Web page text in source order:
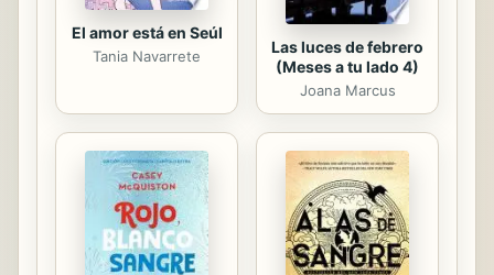
El amor está en Seúl
Tania Navarrete
Las luces de febrero
(Meses a tu lado 4)
Joana Marcus